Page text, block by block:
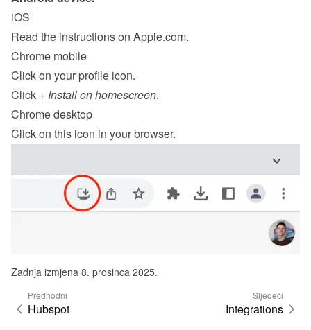
iOS
Read the instructions on Apple.com.
Chrome mobile
Click on your profile icon.
Click + Install on homescreen.
Chrome desktop
Click on this icon in your browser.
Zadnja izmjena 8. prosinca 2025.
Predhodni
Hubspot
Sljedeći
Integrations